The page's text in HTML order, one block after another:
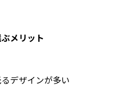
メリット
デザインが多い